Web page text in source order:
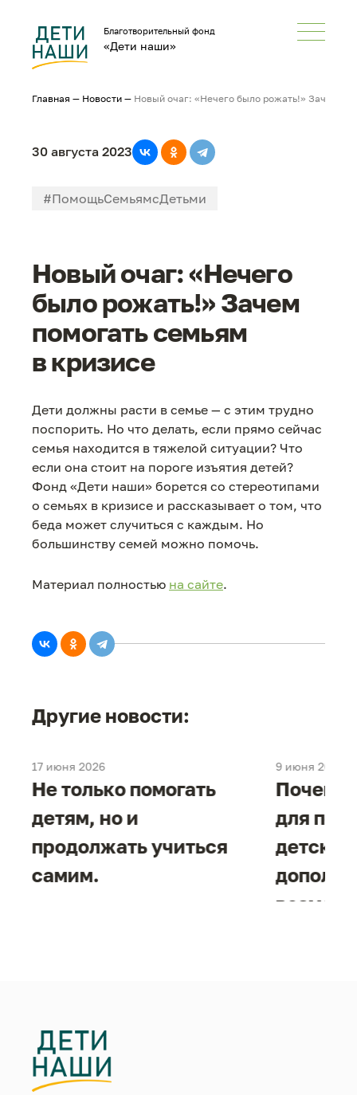
Благотворительный фонд
«Дети наши»
Главная — Новости — Новый очаг: «Нечего было рожать!» Зачем
30 августа 2023
#ПомощьСемьямсДетьми
Новый очаг: «Нечего
было рожать!» Зачем
помогать семьям
в кризисе
Дети должны расти в семье — с этим трудно
поспорить. Но что делать, если прямо сейчас
семья находится в тяжелой ситуации? Что
если она стоит на пороге изъятия детей?
Фонд «Дети наши» борется со стереотипами
о семьях в кризисе и рассказывает о том, что
беда может случиться с каждым. Но
большинству семей можно помочь.
Материал полностью на сайте.
Другие новости:
17 июня 2026
Не только помогать
детям, но и
продолжать учиться
самим.
9 июня 2026
Почему
для